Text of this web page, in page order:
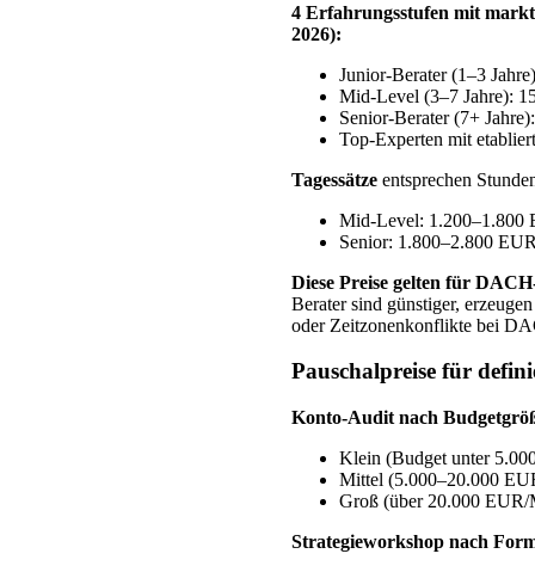
4 Erfahrungsstufen mit
2026):
Junior-Berater (1–3
Mid-Level (3–7 Jahre):
Senior-Berater (7+
Top-Experten mit
Tagessätze entsprechen
Mid-Level: 1.200–1.800
Senior: 1.800–2.800
Diese Preise gelten für
Berater sind günstiger,
oder Zeitzonenkonflikte bei
Pauschalpreise für
Konto-Audit nach
Klein (Budget unter
Mittel (5.000–20.000
Groß (über 20.000
Strategieworkshop nach